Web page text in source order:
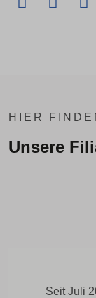
HIER
Unsere
Seit Juli